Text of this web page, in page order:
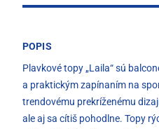
POPIS
Plavkové topy „Laila“ sú
a praktickým zapínaním na
trendovému prekríženému
ale aj sa cítiš pohodlne. Topy